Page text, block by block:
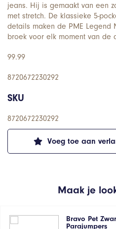
Voeg toe aan
jeans. Hij is gemaakt van een
met stretch. De klassieke 5-
details maken de PME
broek voor elk moment van de
99.99
8720672230292
SKU
8720672230292
Maak je
Bravo Pet
Parajumpers